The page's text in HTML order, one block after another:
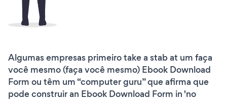
Algumas empresas primeiro take a stab at um faça
você mesmo (faça você mesmo) Ebook Download
Form ou têm um “computer guru” que afirma que
pode construir an Ebook Download Form in 'no